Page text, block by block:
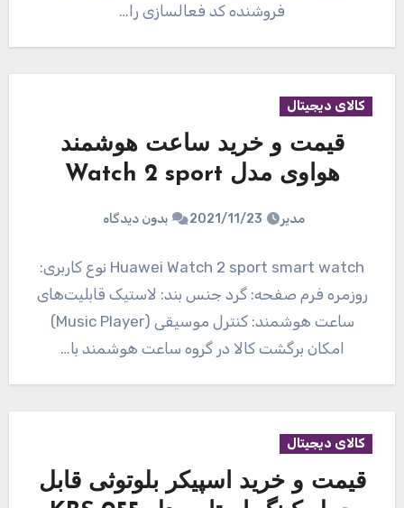
فروشنده کد فعالسازی را…
کالای دیجیتال
قیمت و خرید ساعت هوشمند
هواوی مدل Watch 2 sport
مدیر 2021/11/23 بدون دیدگاه
Huawei Watch 2 sport smart watch نوع کاربری:
روزمره فرم صفحه: گرد جنس بند: لاستیک قابلیت‌های
ساعت هوشمند: کنترل موسیقی (Music Player)
امکان برگشت کالا در گروه ساعت هوشمند با…
کالای دیجیتال
قیمت و خرید اسپیکر بلوتوثی قابل